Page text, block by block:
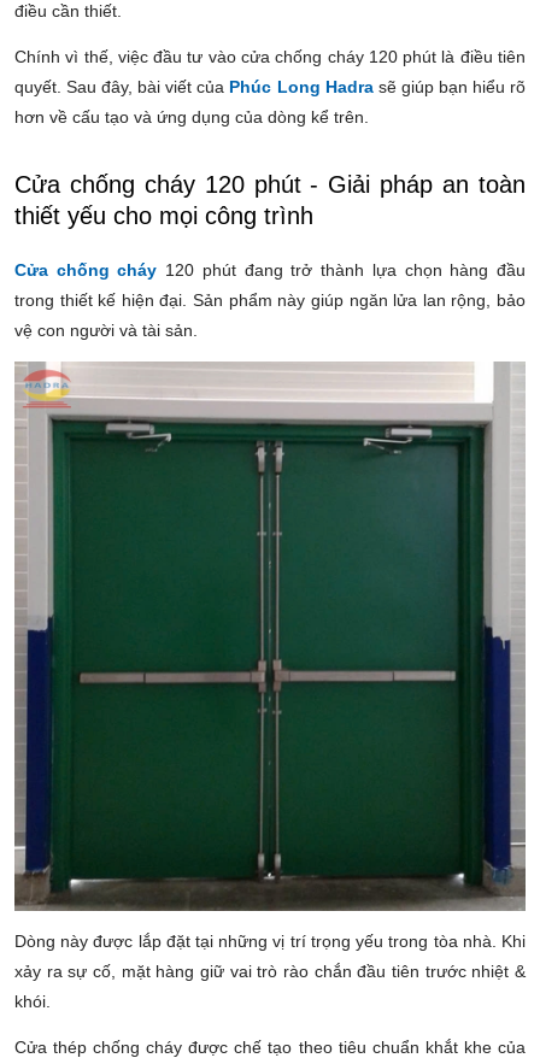
điều cần thiết.
Chính vì thế, việc đầu tư vào cửa chống cháy 120 phút là điều tiên
quyết. Sau đây, bài viết của Phúc Long Hadrasẽ giúp bạn hiểu rõ
hơn về cấu tạo và ứng dụng của dòng kể trên.
Cửa chống cháy 120 phút - Giải pháp an toàn
thiết yếu cho mọi công trình
Cửa chống cháy 120 phút đang trở thành lựa chọn hàng đầu
trong thiết kế hiện đại. Sản phẩm này giúp ngăn lửa lan rộng, bảo
vệ con người và tài sản.
Dòng này được lắp đặt tại những vị trí trọng yếu trong tòa nhà. Khi
xảy ra sự cố, mặt hàng giữ vai trò rào chắn đầu tiên trước nhiệt &
khói.
Cửa thép chống cháy được chế tạo theo tiêu chuẩn khắt khe của